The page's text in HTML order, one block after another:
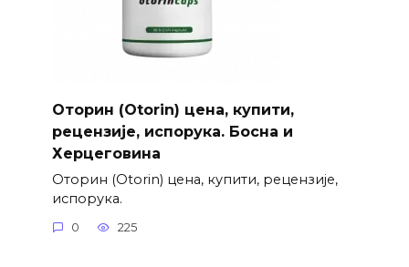
Оторин (Otorin) цена, купити,
рецензије, испорука. Босна и
Херцеговина
Оторин (Otorin) цена, купити, рецензије,
испорука.
0 225